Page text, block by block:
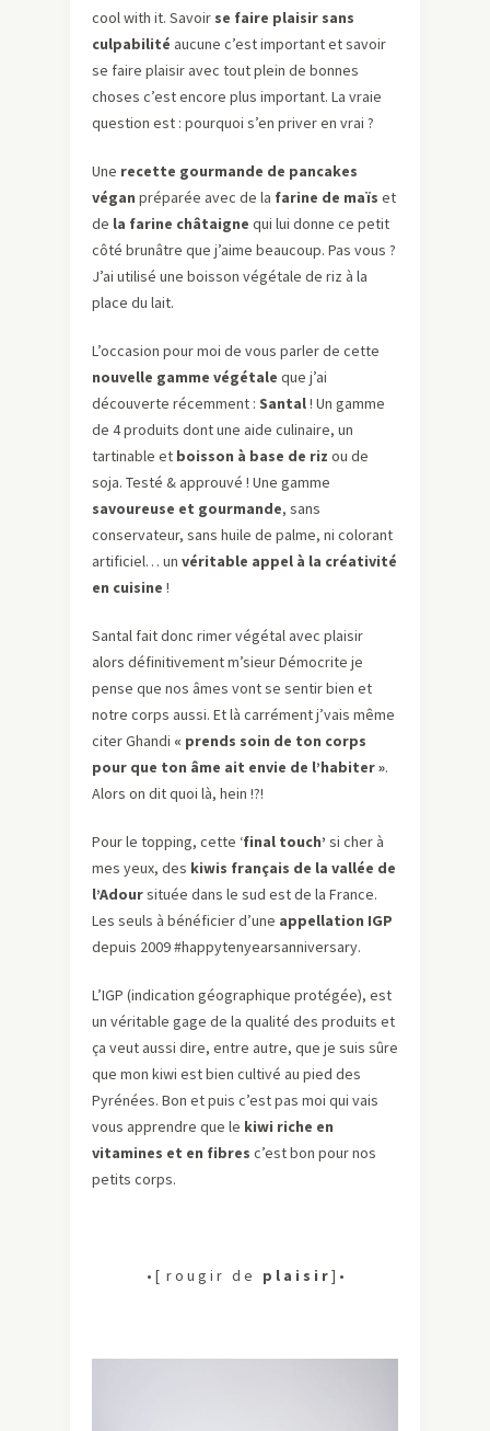
cool with it. Savoir se faire plaisir sans
culpabilité aucune c’est important et savoir
se faire plaisir avec tout plein de bonnes
choses c’est encore plus important. La vraie
question est : pourquoi s’en priver en vrai ?
Une recette gourmande de pancakes
végan préparée avec de la farine de maïs et
de la farine châtaigne qui lui donne ce petit
côté brunâtre que j’aime beaucoup. Pas vous ?
J’ai utilisé une boisson végétale de riz à la
place du lait.
L’occasion pour moi de vous parler de cette
nouvelle gamme végétale que j’ai
découverte récemment : Santal! Un gamme
de 4 produits dont une aide culinaire, un
tartinable et boisson à base de riz ou de
soja. Testé & approuvé ! Une gamme
savoureuse et gourmande, sans
conservateur, sans huile de palme, ni colorant
artificiel… un véritable appel à la créativité
en cuisine !
Santal fait donc rimer végétal avec plaisir
alors définitivement m’sieur Démocrite je
pense que nos âmes vont se sentir bien et
notre corps aussi. Et là carrément j’vais même
citer Ghandi « prends soin de ton corps
pour que ton âme ait envie de l’habiter ».
Alors on dit quoi là, hein !?!
Pour le topping, cette ‘final touch’ si cher à
mes yeux, des kiwis français de la vallée de
l’Adoursituée dans le sud est de la France.
Les seuls à bénéficier d’une appellation IGP
depuis 2009 #happytenyearsanniversary.
L’IGP (indication géographique protégée), est
un véritable gage de la qualité des produits et
ça veut aussi dire, entre autre, que je suis sûre
que mon kiwi est bien cultivé au pied des
Pyrénées. Bon et puis c’est pas moi qui vais
vous apprendre que le kiwi riche en
vitamines et en fibres c’est bon pour nos
petits corps.
• [ r o u g i r d e p l a i s i r] •